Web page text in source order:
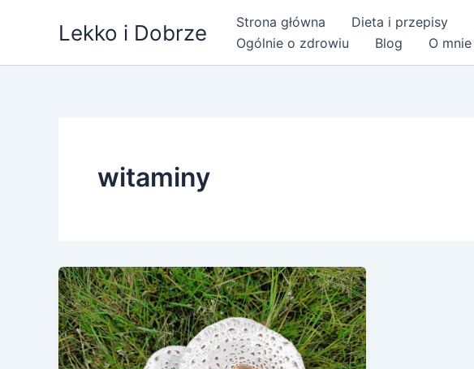
Lekko i Dobrze Strona główna Dieta i przepisy
Ogólnie o zdrowiu
Blog O mnie
witaminy